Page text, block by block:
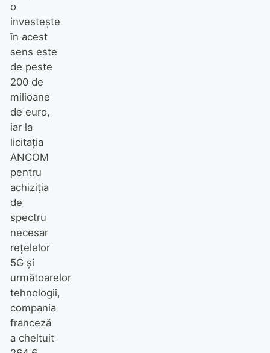
o
investește
în acest
sens este
de peste
200 de
milioane
de euro,
iar la
licitația
ANCOM
pentru
achiziția
de
spectru
necesar
rețelelor
5G și
următoarelor
tehnologii,
compania
franceză
a cheltuit